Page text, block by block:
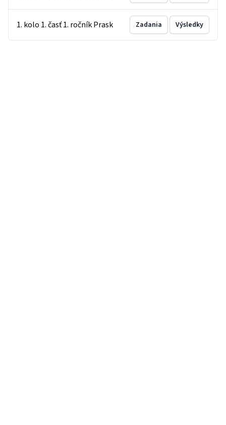
1. kolo 1. časť 1. ročník Prask Zadania Výsledky